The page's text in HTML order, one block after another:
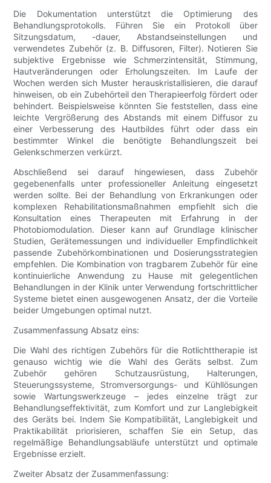
Die Dokumentation unterstützt die Optimierung des
Behandlungsprotokolls. Führen Sie ein Protokoll über
Sitzungsdatum, -dauer, Abstandseinstellungen und
verwendetes Zubehör (z. B. Diffusoren, Filter). Notieren Sie
subjektive Ergebnisse wie Schmerzintensität, Stimmung,
Hautveränderungen oder Erholungszeiten. Im Laufe der
Wochen werden sich Muster herauskristallisieren, die darauf
hinweisen, ob ein Zubehörteil den Therapieerfolg fördert oder
behindert. Beispielsweise könnten Sie feststellen, dass eine
leichte Vergrößerung des Abstands mit einem Diffusor zu
einer Verbesserung des Hautbildes führt oder dass ein
bestimmter Winkel die benötigte Behandlungszeit bei
Gelenkschmerzen verkürzt.
Abschließend sei darauf hingewiesen, dass Zubehör
gegebenenfalls unter professioneller Anleitung eingesetzt
werden sollte. Bei der Behandlung von Erkrankungen oder
komplexen Rehabilitationsmaßnahmen empfiehlt sich die
Konsultation eines Therapeuten mit Erfahrung in der
Photobiomodulation. Dieser kann auf Grundlage klinischer
Studien, Gerätemessungen und individueller Empfindlichkeit
passende Zubehörkombinationen und Dosierungsstrategien
empfehlen. Die Kombination von tragbarem Zubehör für eine
kontinuierliche Anwendung zu Hause mit gelegentlichen
Behandlungen in der Klinik unter Verwendung fortschrittlicher
Systeme bietet einen ausgewogenen Ansatz, der die Vorteile
beider Umgebungen optimal nutzt.
Zusammenfassung Absatz eins:
Die Wahl des richtigen Zubehörs für die Rotlichttherapie ist
genauso wichtig wie die Wahl des Geräts selbst. Zum
Zubehör gehören Schutzausrüstung, Halterungen,
Steuerungssysteme, Stromversorgungs- und Kühllösungen
sowie Wartungswerkzeuge – jedes einzelne trägt zur
Behandlungseffektivität, zum Komfort und zur Langlebigkeit
des Geräts bei. Indem Sie Kompatibilität, Langlebigkeit und
Praktikabilität priorisieren, schaffen Sie ein Setup, das
regelmäßige Behandlungsabläufe unterstützt und optimale
Ergebnisse erzielt.
Zweiter Absatz der Zusammenfassung: